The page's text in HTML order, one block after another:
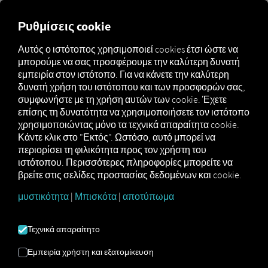
Το chat στην επάνω
γραμμή πλοήγησης
Σε αυτή την ενότητα θα μάθετε πώςλειτουργείη
επικοινωνία μέσω chat μεταξύ των χρηστών της
πλατφόρμας και των χρηστών τηςεφαρμογής Pocket
Driver, καθώς και ποια ιδιαιτερότητες πρέπει να
λάβετε υπόψη.
Ρυθμίσεις cookie
Αυτός ο ιστότοπος χρησιμοποιεί cookies έτσι ώστε να
μπορούμε να σας προσφέρουμε την καλύτερη δυνατή
εμπειρία στον ιστότοπο. Για να κάνετε την καλύτερη
δυνατή χρήση του ιστότοπου και των προσφορών σας,
συμφωνήστε με τη χρήση αυτών των cookie. Έχετε
επίσης τη δυνατότητα να χρησιμοποιήσετε τον ιστότοπο
χρησιμοποιώντας μόνο τα τεχνικά απαραίτητα cookie.
Κάντε κλικ στο "Εκτός". Ωστόσο, αυτό μπορεί να
περιορίσει τη φιλικότητα προς τον χρήστη του
ιστότοπου. Περισσότερες πληροφορίες μπορείτε να
βρείτε στις σελίδες προστασίας δεδομένων και cookie.
μυστικότητα | Μπισκότα | αποτύπωμα
Τεχνικά απαραίτητο
Εμπειρία χρήστη και εξατομίκευση